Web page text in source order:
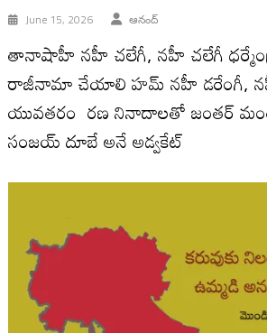
June 15, 2026 ఆనంద్
తానాషాహీ నహీ చలేగీ, నహీ చలేగీ
రాజీనామా చేయాలి హమ్ నహీ డరేంగీ,
యువతరం రణ నినాదాలతో జంతర్
సంజయ్ దూబే అనే అడ్వకేట్